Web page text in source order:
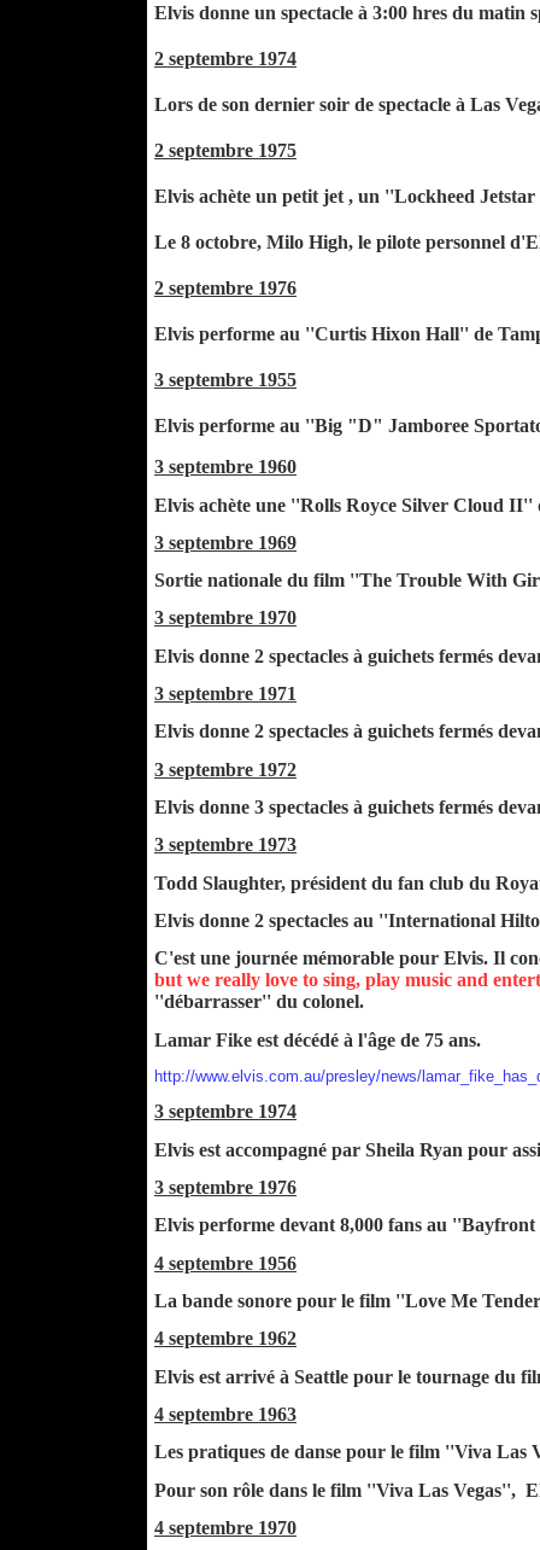
Elvis donne un spectacle à 3:00 hres du
2 septembre 1974
Lors de son dernier soir de spectacle à Las
2 septembre 1975
Elvis achète un petit jet , un ''Lockheed
Le 8 octobre, Milo High, le pilote personnel
2 septembre 1976
Elvis performe au ''Curtis Hixon Hall'' de
3 septembre 1955
Elvis performe au ''Big "D" Jamboree
3 septembre 1960
Elvis achète une ''Rolls Royce Silver Cloud
3 septembre 1969
Sortie nationale du film ''The Trouble With
3 septembre 1970
Elvis donne 2 spectacles à guichets fermés
3 septembre 1971
Elvis donne 2 spectacles à guichets fermés
3 septembre 1972
Elvis donne 3 spectacles à guichets fermés
3 septembre 1973
Todd Slaughter, président du fan club du
Elvis donne 2 spectacles au ''International
C'est une journée mémorable pour Elvis. Il
but we really love to sing, play music and
''débarrasser'' du colonel.
Lamar Fike est décédé à l'âge de 75 ans.
http://www.elvis.com.au/presley/news/
3 septembre 1974
Elvis est accompagné par Sheila Ryan pour
3 septembre 1976
Elvis performe devant 8,000 fans au
4 septembre 1956
La bande sonore pour le film ''Love Me
4 septembre 1962
Elvis est arrivé à Seattle pour le tournage du
4 septembre 1963
Les pratiques de danse pour le film ''Viva Las
Pour son rôle dans le film ''Viva Las Vegas'',
4 septembre 1970